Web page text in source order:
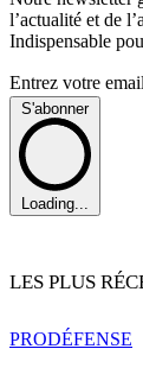
l’actualité et de
Indispensable
Entrez votre email
S'abonner
Loading...
LES PLUS
PRODÉFENSE